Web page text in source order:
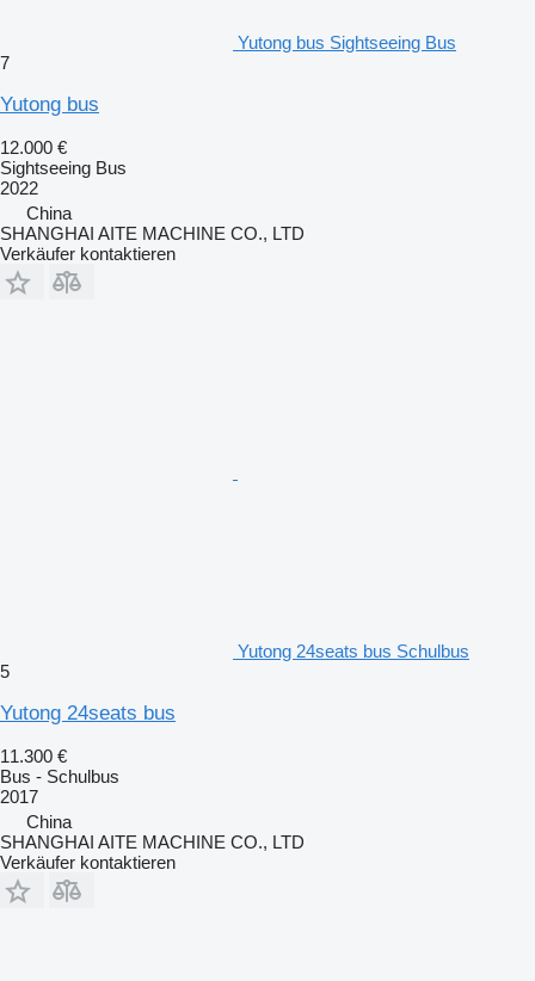
Yutong bus Sightseeing Bus
7
Yutong bus
12.000 €
Sightseeing Bus
2022
China
SHANGHAI AITE MACHINE CO., LTD
Verkäufer kontaktieren
Yutong 24seats bus Schulbus
5
Yutong 24seats bus
11.300 €
Bus - Schulbus
2017
China
SHANGHAI AITE MACHINE CO., LTD
Verkäufer kontaktieren